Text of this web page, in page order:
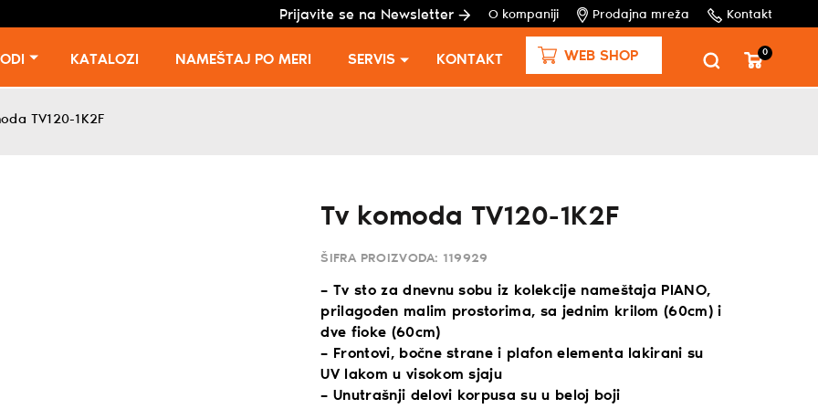
Prijavite se na Newsletter O kompaniji Prodajna mreža Kontakt
KATALOZI NAMEŠTAJ PO MERI SERVIS KONTAKT WEB SHOP 0
TV120-1K2F
Tv komoda TV120-1K2F
ŠIFRA PROIZVODA: 119929
– Tv sto za dnevnu sobu iz kolekcije nameštaja PIANO,
prilagođen malim prostorima, sa jednim krilom (60cm) i
dve fioke (60cm)
– Frontovi, bočne strane i plafon elementa lakirani su
UV lakom u visokom sjaju
– Unutrašnji delovi korpusa su u beloj boji